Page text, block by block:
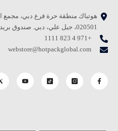
020501، جبل علي، دبي. صندوق بريد - 80590
+971 4 823 1111
webstore@hotpackglobal.com